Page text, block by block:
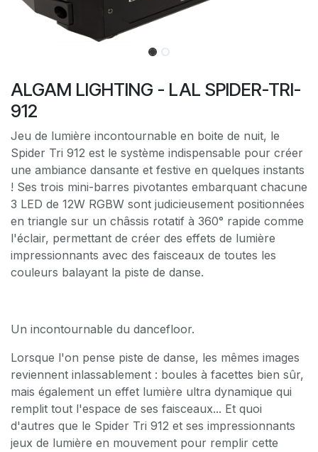
ALGAM LIGHTING - LAL SPIDER-TRI-
912
Jeu de lumière incontournable en boite de nuit, le
Spider Tri 912 est le système indispensable pour créer
une ambiance dansante et festive en quelques instants
! Ses trois mini-barres pivotantes embarquant chacune
3 LED de 12W RGBW sont judicieusement positionnées
en triangle sur un châssis rotatif à 360° rapide comme
l'éclair, permettant de créer des effets de lumière
impressionnants avec des faisceaux de toutes les
couleurs balayant la piste de danse.
Un incontournable du dancefloor.
Lorsque l'on pense piste de danse, les mêmes images
reviennent inlassablement : boules à facettes bien sûr,
mais également un effet lumière ultra dynamique qui
remplit tout l'espace de ses faisceaux... Et quoi
d'autres que le Spider Tri 912 et ses impressionnants
jeux de lumière en mouvement pour remplir cette